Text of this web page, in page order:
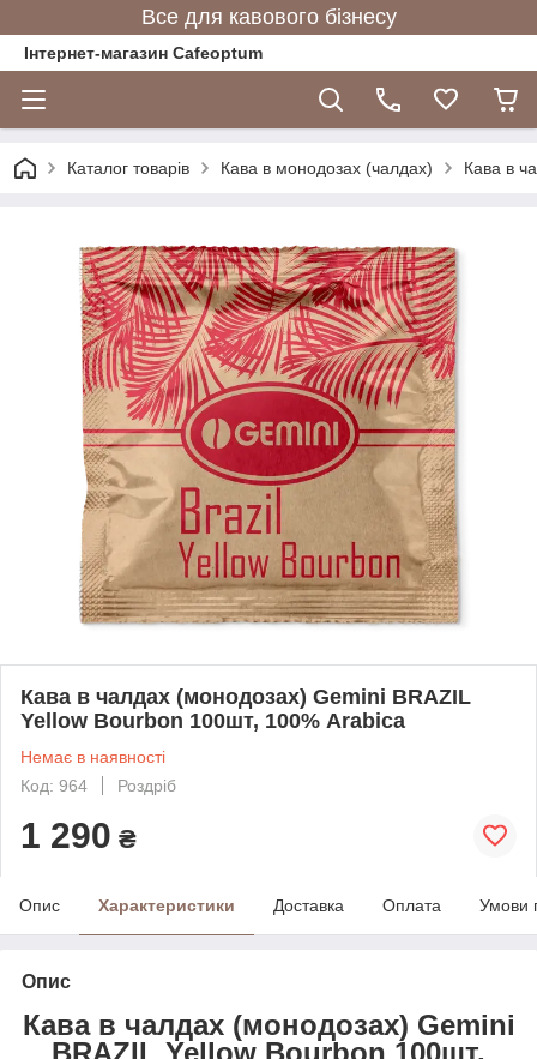
Все для кавового бізнесу
Інтернет-магазин Cafeoptum
Каталог товарів Кава в монодозах (чалдах) Кава в
Кава в чалдах (монодозах) Gemini BRAZIL
Yellow Bourbon 100шт, 100% Arabica
Немає в наявності
Код: 964
Роздріб
1 290 ₴
Опис Характеристики Доставка Оплата Умови
Опис
Кава в чалдах (монодозах) Gemini
BRAZIL Yellow Bourbon 100шт,